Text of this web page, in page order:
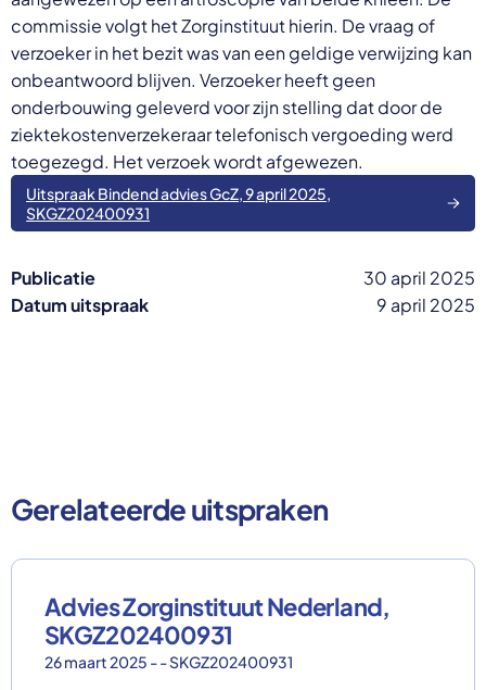
commissie volgt het Zorginstituut hierin. De vraag of
verzoeker in het bezit was van een geldige verwijzing kan
onbeantwoord blijven. Verzoeker heeft geen
onderbouwing geleverd voor zijn stelling dat door de
ziektekostenverzekeraar telefonisch vergoeding werd
toegezegd. Het verzoek wordt afgewezen.
Uitspraak Bindend advies GcZ, 9 april 2025,
SKGZ202400931
Publicatie
30 april 2025
Datum uitspraak
9 april 2025
Gerelateerde uitspraken
Advies Zorginstituut Nederland,
SKGZ202400931
26 maart 2025 - - SKGZ202400931